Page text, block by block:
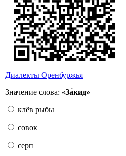
Диалекты Оренбуржья
Значение слова: «За́кид»
клёв рыбы
совок
серп